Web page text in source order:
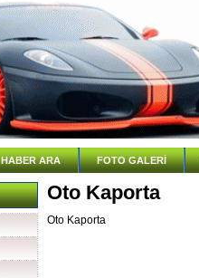
HABER ARA FOTO GALERİ
Oto Kaporta
Oto Kaporta